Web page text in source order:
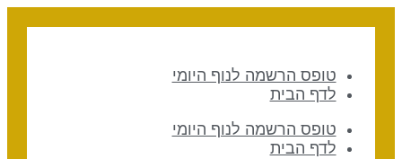
טופס הרשמה לנוף היומי
לדף הבית
טופס הרשמה לנוף היומי
לדף הבית